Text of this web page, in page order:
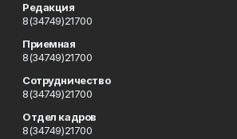
Редакция
8(34749)21700
Приемная
8(34749)21700
Сотрудничество
8(34749)21700
Отдел кадров
8(34749)21700